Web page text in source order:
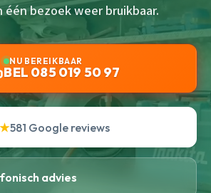
bezoek weer bruikbaar.
NU BEREIKBAAR
BEL 085 019 50 97
581 Google reviews
advies